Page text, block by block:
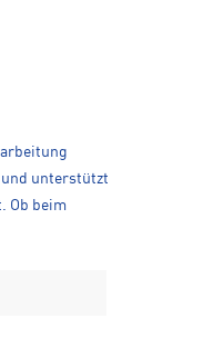
und unterstützt
Ob beim